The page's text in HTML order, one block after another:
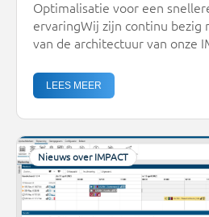
Optimalisatie voor een
ervaringWij zijn continu bezig
van de architectuur van onze
recente technische aanpassing
IMPACT: Sneller, Beter,
verbetert.Wat is er
manier […]
LEES MEER
Nieuws over IMPACT